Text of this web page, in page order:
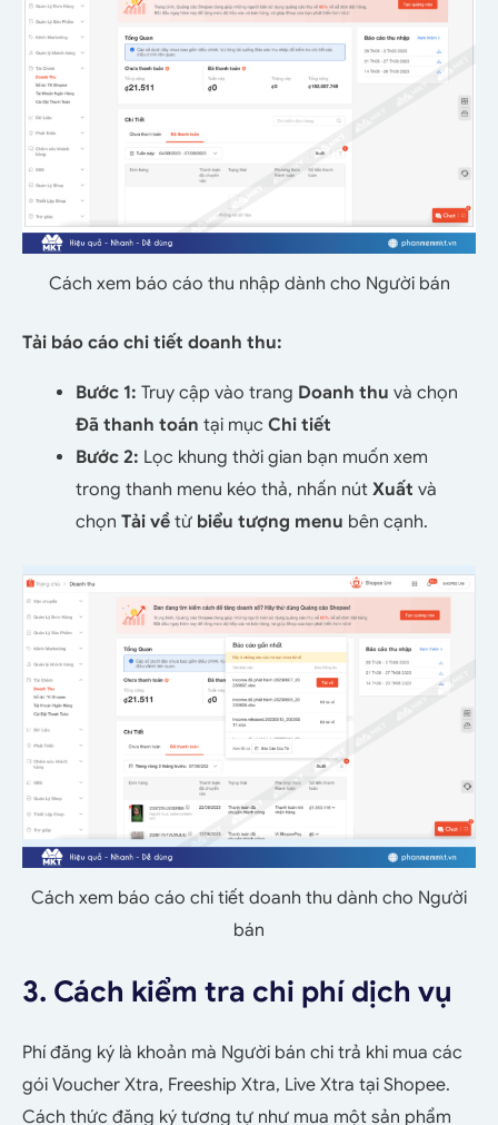
Cách xem báo cáo thu nhập dành cho Người bán
Tải báo cáo chi tiết doanh thu:
Bước 1: Truy cập vào trang Doanh thu và chọn
Đã thanh toán tại mục Chi tiết
Bước 2: Lọc khung thời gian bạn muốn xem
trong thanh menu kéo thả, nhấn nút Xuất và
chọn Tải về từ biểu tượng menu bên cạnh.
Cách xem báo cáo chi tiết doanh thu dành cho Người
bán
3. Cách kiểm tra chi phí dịch vụ
Phí đăng ký là khoản mà Người bán chi trả khi mua các
gói Voucher Xtra, Freeship Xtra, Live Xtra tại Shopee.
Cách thức đăng ký tương tự như mua một sản phẩm